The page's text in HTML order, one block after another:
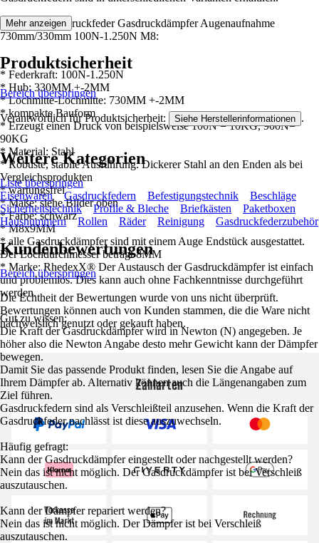
Merkmale Gasdruckfeder Gasdruckdämpfer Augenaufnahme
730mm/330mm 100N-1.250N M8:
* Federkraft: 100N-1.250N
* Hub: 330MM +-2MM
* Lochmitte-Lochmitte: 730MM +-2MM
* kompakte Bauform
* Erzeugt einen Druck von beispielsweise 100N = 10KG, 900N=
90KG
* Material: Stahl
* Robuste, stabile Ausführung. Dickerer Stahl an den Enden als bei
Vergleichsprodukten
* wartungsfrei
* Maße: siehe Bilder oben
* Farbe: schwarz
* M8x9MM
* alle Gasdruckdämpfer sind mit einem Auge Endstück ausgestattet.
Der Lochdurchmesser beträgt 8MM
* Marke: RhedexX® Der Austausch der Gasdruckdämpfer ist einfach
und problemlos. Dies kann auch ohne Fachkenntnisse durchgeführt
werden.
Gut zu wissen:
Die Kraft der Gasdruckdämpfer wird in Newton (N) angegeben. Je
höher also die Newton Angabe desto mehr Gewicht kann der Dämpfer
bewegen.
Damit Sie das passende Produkt finden, lesen Sie die Angabe auf
Ihrem Dämpfer ab. Alternativ können auch die Längenangaben zum
Ziel führen.
Gasdruckfedern sind als Verschleißteil anzusehen. Wenn die Kraft der
Gasdruckfeder nachlässt ist diese auszuwechseln.
Häufig gefragt:
Kann der Gasdruckdämpfer eingestellt oder nachgestellt werden?
Nein das ist nicht möglich. Der Gasdruckdämpfer ist bei Verschleiß
auszutauschen.
Kann der Dämpfer repariert werden?
Nein das ist nicht möglich. Der Dämpfer ist bei Verschleiß
auszutauschen.
Mehr anzeigen
Produktsicherheit
Bereich überspringen
Verantwortlich für Produktsicherheit: Siehe Herstellerinformationen .
Weitere Kategorien
Liste überspringen
Eisenwaren
Gasdruckfedern Befestigungstechnik
Beschläge
Sicherheitstechnik
Profile & Bleche Briefkästen
Paketboxen
Hausnummern
Rollen Räder Reinigung Gasdruckfederzubehör
Kundenbewertungen
Bereich überspringen
Die Echtheit der Bewertungen wurde von uns nicht überprüft.
Bewertungen können auch von Kunden stammen, die die Ware nicht
nachweislich genutzt oder gekauft haben.
Zahlarten